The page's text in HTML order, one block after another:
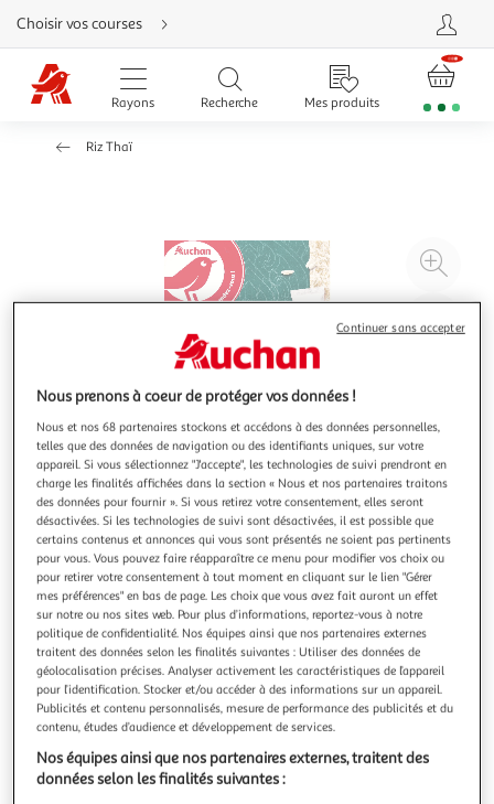
Aller
directement
au
contenu
Aller
directement
Aller
d'aide
Choisir vos courses
Rayons Recherche Mes produits
Riz Thaï
à
Illustration
précédente
Illustration
suivante
4.7 (7)
AUCHAN
Riz thaï
Envie d'évasion ? Le riz thaï Auchan apporte une touche
exotique à vos assiettes. Pratiques, ses 4 sachets cuisson de
125g vous offrent un grain tendre et parfumé en seulement
réussis.
En savoir +
500g 4 sachets
Vous voulez connaître le prix de ce produit ?
Nous prenons à coeur de protéger vos données !
Nous et nos 68 partenaires stockons et accédons à des données personnelles,
telles que des données de navigation ou des identifiants uniques, sur votre
appareil. Si vous sélectionnez "J'accepte", les technologies de suivi prendront en
charge les finalités affichées dans la section « Nous et nos partenaires traitons
des données pour fournir ». Si vous retirez votre consentement, elles seront
désactivées. Si les technologies de suivi sont désactivées, il est possible que
certains contenus et annonces qui vous sont présentés ne soient pas pertinents
pour vous. Vous pouvez faire réapparaître ce menu pour modifier vos choix ou
pour retirer votre consentement à tout moment en cliquant sur le lien "Gérer
mes préférences" en bas de page. Les choix que vous avez fait auront un effet
sur notre ou nos sites web. Pour plus d’informations, reportez-vous à notre
politique de confidentialité. Nos équipes ainsi que nos partenaires externes
traitent des données selon les finalités suivantes : Utiliser des données de
géolocalisation précises. Analyser activement les caractéristiques de l’appareil
pour l’identification. Stocker et/ou accéder à des informations sur un appareil.
Publicités et contenu personnalisés, mesure de performance des publicités et du
contenu, études d’audience et développement de services.
Nos équipes ainsi que nos partenaires externes, traitent des
données selon les finalités suivantes :
Continuer sans accepter